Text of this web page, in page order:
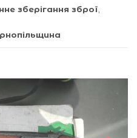
зберігання зброї